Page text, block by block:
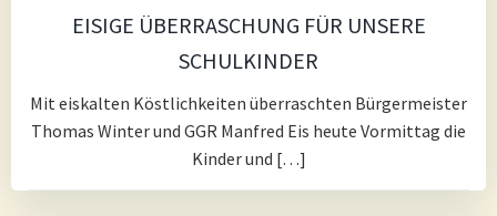
EISIGE ÜBERRASCHUNG FÜR UNSERE
SCHULKINDER
Mit eiskalten Köstlichkeiten überraschten Bürgermeister
Thomas Winter und GGR Manfred Eis heute Vormittag die
Kinder und […]